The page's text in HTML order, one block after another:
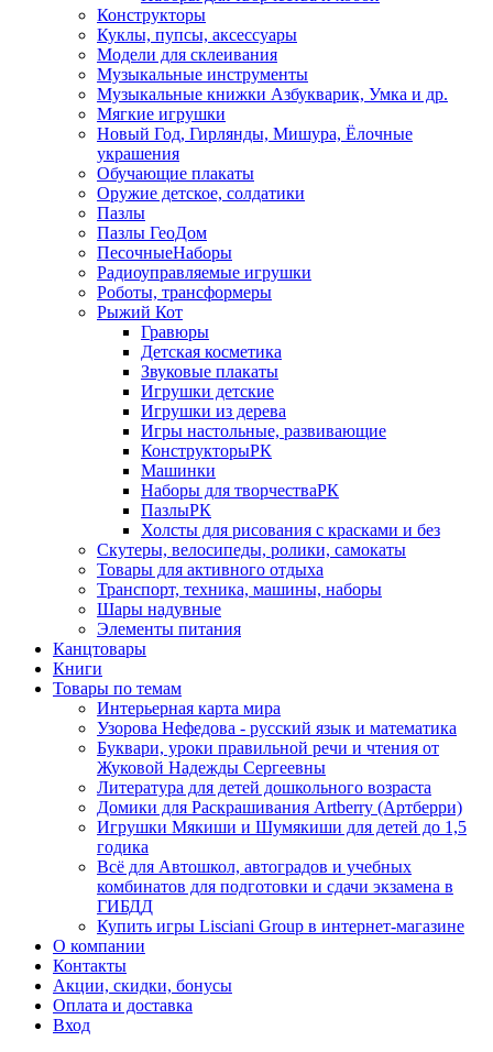
Конструкторы
Куклы, пупсы, аксессуары
Модели для склеивания
Музыкальные инструменты
Музыкальные книжки Азбукварик, Умка и др.
Мягкие игрушки
Новый Год, Гирлянды, Мишура, Ёлочные
украшения
Обучающие плакаты
Оружие детское, солдатики
Пазлы
Пазлы ГеоДом
ПесочныеНаборы
Радиоуправляемые игрушки
Роботы, трансформеры
Рыжий Кот
Гравюры
Детская косметика
Звуковые плакаты
Игрушки детские
Игрушки из дерева
Игры настольные, развивающие
КонструкторыРК
Машинки
Наборы для творчестваРК
ПазлыРК
Холсты для рисования с красками и без
Скутеры, велосипеды, ролики, самокаты
Товары для активного отдыха
Транспорт, техника, машины, наборы
Шары надувные
Элементы питания
Канцтовары
Книги
Товары по темам
Интерьерная карта мира
Узорова Нефедова - русский язык и математика
Буквари, уроки правильной речи и чтения от
Жуковой Надежды Сергеевны
Литература для детей дошкольного возраста
Домики для Раскрашивания Artberry (Артберри)
Игрушки Мякиши и Шумякиши для детей до 1,5
годика
Всё для Автошкол, автоградов и учебных
комбинатов для подготовки и сдачи экзамена в
ГИБДД
Купить игры Lisciani Group в интернет-магазине
О компании
Контакты
Акции, скидки, бонусы
Оплата и доставка
Вход